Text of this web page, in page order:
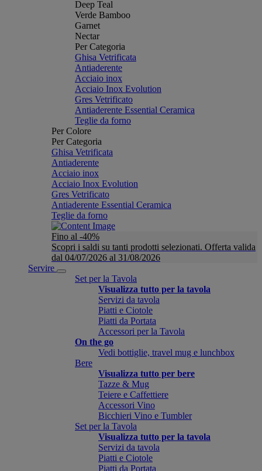
Deep Teal
Verde Bamboo
Garnet
Nectar
Per Categoria
Ghisa Vetrificata
Antiaderente
Acciaio inox
Acciaio Inox Evolution
Gres Vetrificato
Antiaderente Essential Ceramica
Teglie da forno
Per Colore
Per Categoria
Ghisa Vetrificata
Antiaderente
Acciaio inox
Acciaio Inox Evolution
Gres Vetrificato
Antiaderente Essential Ceramica
Teglie da forno
Fino al -40%
Scopri i saldi su tanti prodotti selezionati. Offerta valida
dal 04/07/2026 al 31/08/2026
Servire
Set per la Tavola
Visualizza tutto per la tavola
Servizi da tavola
Piatti e Ciotole
Piatti da Portata
Accessori per la Tavola
On the go
Vedi bottiglie, travel mug e lunchbox
Bere
Visualizza tutto per bere
Tazze & Mug
Teiere e Caffettiere
Accessori Vino
Bicchieri Vino e Tumbler
Set per la Tavola
Visualizza tutto per la tavola
Servizi da tavola
Piatti e Ciotole
Piatti da Portata